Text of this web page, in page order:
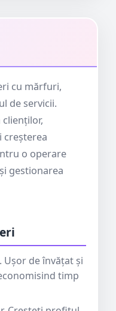
cu mărfuri,
de servicii.
creșterea
o operare
gestionarea
de învățat și
timp